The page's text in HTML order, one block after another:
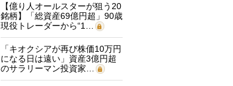
【億り人オールスターが狙う20
銘柄】「総資産69億円超」90歳
現役トレーダーから“1…
「キオクシアが再び株価10万円
になる日は遠い」資産3億円超
のサラリーマン投資家…